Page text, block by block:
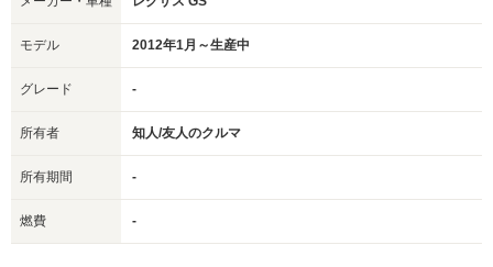
モデル 2012年1月～生産中
グレード -
所有者 知人/友人のクルマ
所有期間 -
燃費 -